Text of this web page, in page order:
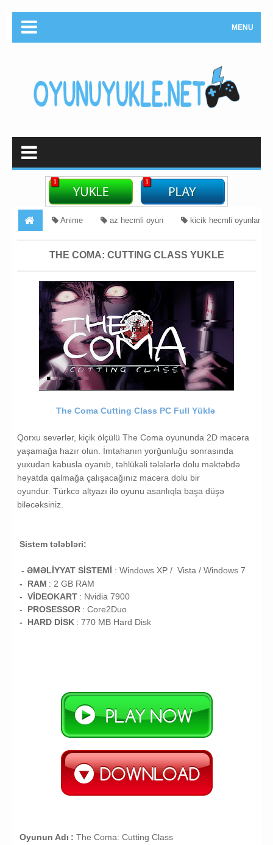
MENU
Anime az hecmli oyun kicik hecmli oyunlar
THE COMA: CUTTING CLASS YUKLE
The Coma Cutting Class PC Full Yüklə
Qorxu sevərlər, kiçik ölçülü The Coma oyununda 2D macəra
yaşamağa hazır olun. İmtahanın yorğunluğu sonrasında
yuxudan kabusla oyanıb, təhlükəli tələlərlə dolu məktəbdə
həyatda qalmağa çalışacağınız macəra dolu bir
oyundur. Türkcə altyazı ilə oyunu asanlıqla başa düşə
biləcəksiniz.
Sistem tələbləri:
- ƏMƏLİYYAT SİSTEMİ : Windows XP / Vista / Windows 7
- RAM : 2 GB RAM
- VİDEOKART : Nvidia 7900
- PROSESSOR : Core2Duo
- HARD DİSK : 770 MB Hard Disk
Oyunun Adı : The Coma: Cutting Class